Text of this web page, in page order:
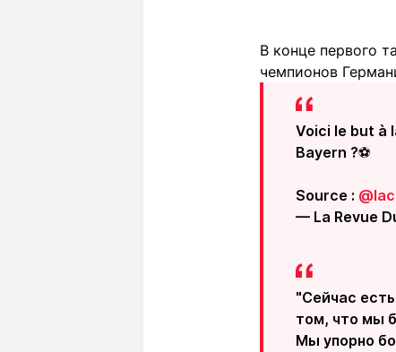
В конце первого
чемпионов
Voici le but à
Bayern ?⚽
Source :
— La Revue
"Сейчас
том, что мы
Мы упорно